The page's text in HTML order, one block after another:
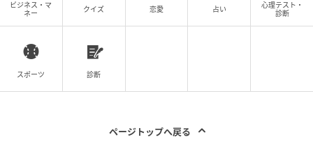
ビジネス・マ
ネー
クイズ 恋愛 占い
心理テスト・
診断
スポーツ 診断
ページトップへ戻る